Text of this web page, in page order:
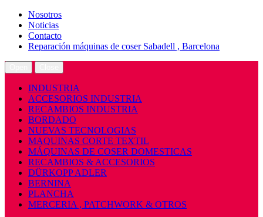
Nosotros
Noticias
Contacto
Reparación máquinas de coser Sabadell , Barcelona
INDUSTRIA
ACCESORIOS INDUSTRIA
RECAMBIOS INDUSTRIA
BORDADO
NUEVAS TECNOLOGIAS
MAQUINAS CORTE TEXTIL
MÁQUINAS DE COSER DOMESTICAS
RECAMBIOS & ACCESORIOS
DÜRKOPP ADLER
BERNINA
PLANCHA
MERCERIA , PATCHWORK & OTROS